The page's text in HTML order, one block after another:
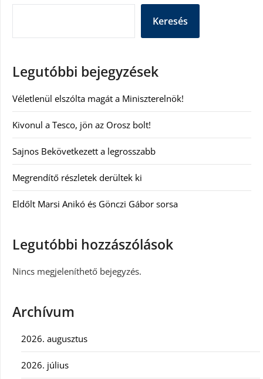
Keresés
Legutóbbi bejegyzések
Véletlenül elszólta magát a Miniszterelnök!
Kivonul a Tesco, jön az Orosz bolt!
Sajnos Bekövetkezett a legrosszabb
Megrendítő részletek derültek ki
Eldőlt Marsi Anikó és Gönczi Gábor sorsa
Legutóbbi hozzászólások
Nincs megjeleníthető bejegyzés.
Archívum
2026. augusztus
2026. július